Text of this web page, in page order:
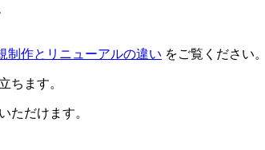
制作とリニューアルの違い をご覧ください。
ちます。
ただけます。